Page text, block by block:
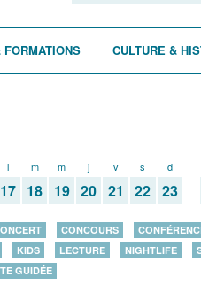
CULTURE &
l
17
m
18
m
19
j
20
v
21
s
22
d
23
CONCOURS
KIDS LECTURE NIGHTLIFE
GUIDÉE